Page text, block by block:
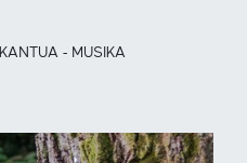
KANTUA - MUSIKA